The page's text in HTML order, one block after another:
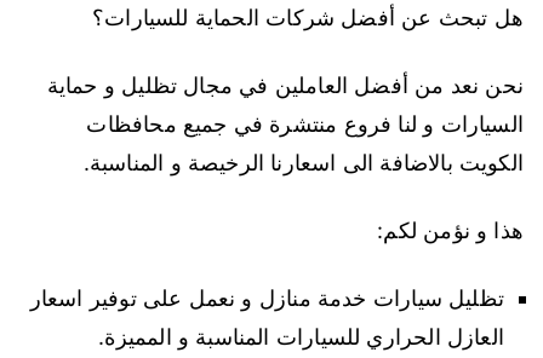
هل تبحث عن أفضل شركات الحماية للسيارات؟
نحن نعد من أفضل العاملين في مجال تظليل و حماية
السيارات و لنا فروع منتشرة في جميع محافظات
الكويت بالاضافة الى اسعارنا الرخيصة و المناسبة.
هذا و نؤمن لكم:
تظليل سيارات خدمة منازل و نعمل على توفير اسعار
العازل الحراري للسيارات المناسبة و المميزة.